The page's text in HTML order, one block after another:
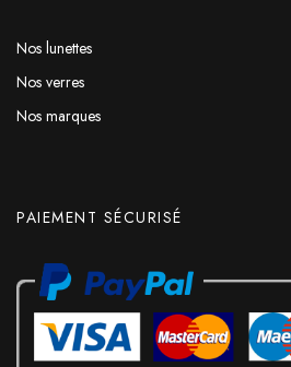
Nos lunettes
Nos verres
Nos marques
PAIEMENT SÉCURISÉ